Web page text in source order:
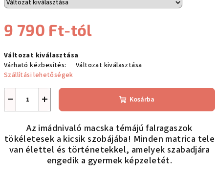
9 790 Ft-tól
Változat kiválasztása
Várható kézbesítés:
Változat kiválasztása
Szállítási lehetőségek
+
− Kosárba
Az imádnivaló macska témájú falragaszok
tökéletesek a kicsik szobájába! Minden matrica tele
van élettel és történetekkel, amelyek szabadjára
engedik a gyermek képzeletét.